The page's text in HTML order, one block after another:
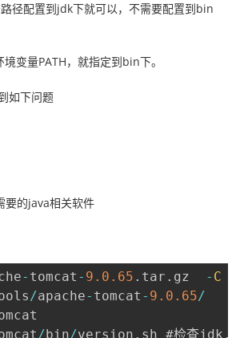
路径配置到jdk下就可以，不需要配置到bin
变量PATH，就指定到bin下。
如下问题
的java相关软件
- tomcat - 9.0 .65 . tar . gz - C
/apache- tomcat - 9.0 .65/
/ bin/version . sh #检查jdk ,